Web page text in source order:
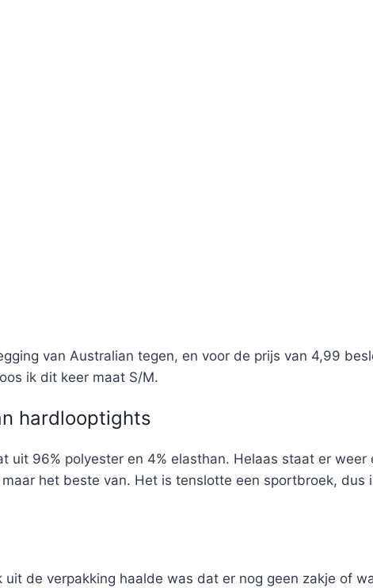
van Australian tegen, en voor de prijs van 4,99
ik dit keer maat S/M.
hardlooptights
uit 96% polyester en 4% elasthan. Helaas staat er
het beste van. Het is tenslotte een sportbroek,
de verpakking haalde was dat er nog geen zakje of